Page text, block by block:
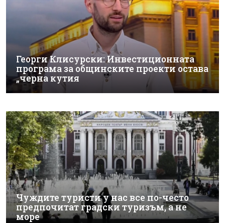
Георги Клисурски: Инвестиционната
програма за общинските проекти остава
„черна кутия
Чуждите туристи у нас все по-често
предпочитат градски туризъм, а не
море